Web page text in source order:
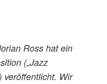
Ross hat ein
(„Jazz
veröffentlicht. Wir